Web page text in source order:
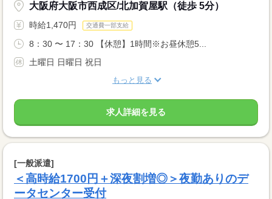
大阪府大阪市西成区/北加賀屋駅（徒歩 5分）
時給1,470円 交通費一部支給
8：30 〜 17：30 【休憩】1時間※お昼休憩5...
土曜日 日曜日 祝日
もっと見る
求人詳細を見る
[一般派遣]
＜高時給1700円＋深夜割増◎＞夜勤ありのデ
ータセンター受付